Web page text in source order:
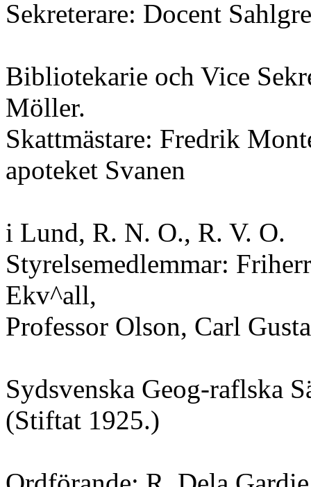
Sekreterare: Docent
Bibliotekarie och Vice
Möller.
Skattmästare: Fredrik
apoteket Svanen
i Lund, R. N. O., R. V. O.
Styrelsemedlemmar:
Ekv^all,
Professor Olson, Carl
Sydsvenska Geog-raflska
(Stiftat 1925.)